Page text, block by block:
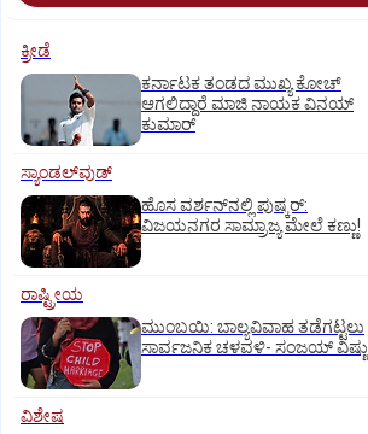
ಕ್ರೀಡೆ
ಕರ್ನಾಟಕ ತಂಡದ ಮುಖ್ಯ ಕೋಚ್‌
ಆಗಲಿದ್ದಾರೆ ಮಾಜಿ ನಾಯಕ ವಿನಯ್‌
ಕುಮಾರ್
ಸ್ಯಾಂಡಲ್‌ವುಡ್‌
ಹೊಸ ವರ್ಶನ್‌ನಲ್ಲಿ ಪುಷ್ಕರ್‌:
ವಿಜಯನಗರ ಸಾಮ್ರಾಜ್ಯ ಮೇಲೆ ಕಣ್ಣು!
ರಾಷ್ಟ್ರೀಯ
ಮುಂಬಯಿ: ಬಾಲ್ಯವಿವಾಹ ತಡೆಗಟ್ಟಲು
ಸಾರ್ವಜನಿಕ ಚಳವಳಿ- ಸಂಜಯ್‌ ವಿಷ್ಣು
ವಿಶೇಷ